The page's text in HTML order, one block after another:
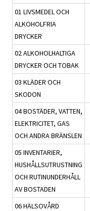
01 LIVSMEDEL OCH
ALKOHOLFRIA
DRYCKER
02 ALKOHOLHALTIGA
DRYCKER OCH TOBAK
03 KLÄDER OCH
SKODON
04 BOSTÄDER, VATTEN,
ELEKTRICITET, GAS
OCH ANDRA BRÄNSLEN
05 INVENTARIER,
HUSHÅLLSUTRUSTNING
OCH RUTINUNDERHÅLL
AV BOSTADEN
06 HÄLSOVÅRD